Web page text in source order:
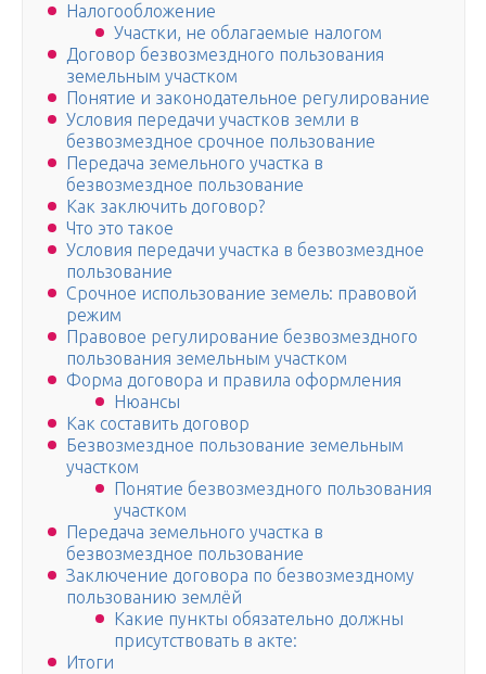
Налогообложение
Участки, не облагаемые налогом
Договор безвозмездного пользования
земельным участком
Понятие и законодательное регулирование
Условия передачи участков земли в
безвозмездное срочное пользование
Передача земельного участка в
безвозмездное пользование
Как заключить договор?
Что это такое
Условия передачи участка в безвозмездное
пользование
Срочное использование земель: правовой
режим
Правовое регулирование безвозмездного
пользования земельным участком
Форма договора и правила оформления
Нюансы
Как составить договор
Безвозмездное пользование земельным
участком
Понятие безвозмездного пользования
участком
Передача земельного участка в
безвозмездное пользование
Заключение договора по безвозмездному
пользованию землёй
Какие пункты обязательно должны
присутствовать в акте:
Итоги